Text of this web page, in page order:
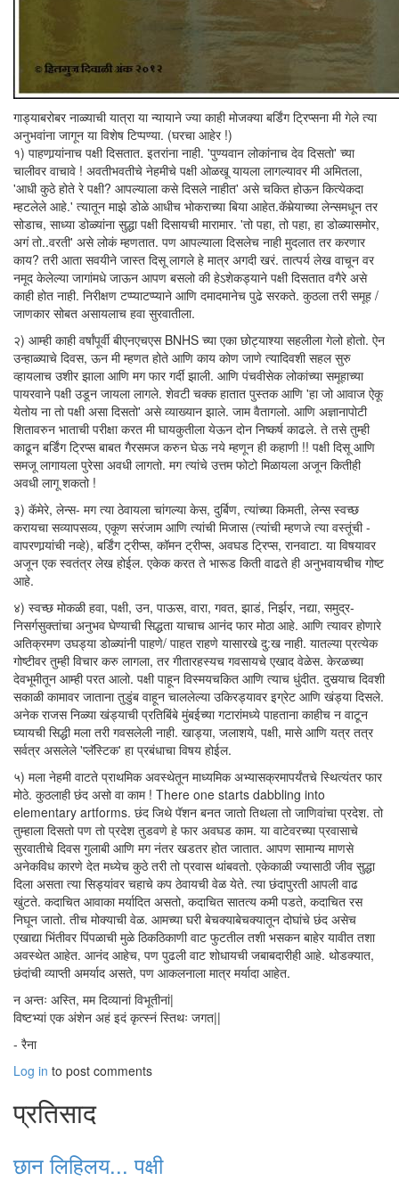
गाड्याबरोबर नाळ्याची यात्रा या न्यायाने ज्या काही मोजक्या बर्डिंग ट्रिप्सना मी गेले त्या
अनुभवांना जागून या विशेष टिप्पण्या. (घरचा आहेर !)
१) पाहणार्‍यांनाच पक्षी दिसतात. इतरांना नाही. 'पुण्यवान लोकांनाच देव दिसतो' च्या
चालीवर वाचावे ! अवतीभवतीचे नेहमीचे पक्षी ओळखू यायला लागल्यावर मी अमितला,
'आधी कुठे होते रे पक्षी? आपल्याला कसे दिसले नाहीत' असे चकित होऊन कित्येकदा
म्हटलेले आहे.' त्यातून माझे डोळे आधीच भोकराच्या बिया आहेत.कॅमेर्‍याच्या लेन्समधून तर
सोडाच, साध्या डोळ्यांना सुद्धा पक्षी दिसायची मारामार. 'तो पहा, तो पहा, हा डोळ्यासमोर,
अगं तो..वरती' असे लोकं म्हणतात. पण आपल्याला दिसलेच नाही मुदलात तर करणार
काय? तरी आता सवयीने जास्त दिसू लागले हे मात्र अगदी खरं. तात्पर्य लेख वाचून वर
नमूद केलेल्या जागांमधे जाऊन आपण बसलो की हेऽशेकड्याने पक्षी दिसतात वगैरे असे
काही होत नाही. निरीक्षण टप्प्याटप्प्याने आणि दमादमानेच पुढे सरकते. कुठला तरी समूह /
जाणकार सोबत असायलाच हवा सुरवातीला.
२) आम्ही काही वर्षांपूर्वी बीएनएचएस BNHS च्या एका छोट्याश्या सहलीला गेलो होतो. ऐन
उन्हाळ्याचे दिवस, ऊन मी म्हणत होते आणि काय कोण जाणे त्यादिवशी सहल सुरु
व्हायलाच उशीर झाला आणि मग फार गर्दी झाली. आणि पंचवीसेक लोकांच्या समूहाच्या
पायरवाने पक्षी उडून जायला लागले. शेवटी चक्क हातात पुस्तक आणि 'हा जो आवाज ऐकू
येतोय ना तो पक्षी असा दिसतो' असे व्याख्यान झाले. जाम वैतागलो. आणि अज्ञानापोटी
शितावरुन भाताची परीक्षा करत मी घायकुतीला येऊन दोन निष्कर्ष काढले. ते तसे तुम्ही
काढून बर्डिंग ट्रिप्स बाबत गैरसमज करुन घेऊ नये म्हणून ही कहाणी !! पक्षी दिसू आणि
समजू लागायला पुरेसा अवधी लागतो. मग त्यांचे उत्तम फोटो मिळायला अजून कितीही
अवधी लागू शकतो !
३) कॅमेरे, लेन्स- मग त्या ठेवायला चांगल्या केस, दुर्बिण, त्यांच्या किमती, लेन्स स्वच्छ
करायचा सव्यापसव्य, एकूण सरंजाम आणि त्यांची मिजास (त्यांची म्हणजे त्या वस्तूंची -
वापरणार्‍यांची नव्हे), बर्डिंग ट्रीप्स, कॉमन ट्रीप्स, अवघड ट्रिप्स, रानवाटा. या विषयावर
अजून एक स्वतंत्र लेख होईल. एकेक करत ते भारूड किती वाढते ही अनुभवायचीच गोष्ट
आहे.
४) स्वच्छ मोकळी हवा, पक्षी, उन, पाऊस, वारा, गवत, झाडं, निर्झर, नद्या, समुद्र-
निसर्गसुक्तांचा अनुभव घेण्याची सिद्धता याचाच आनंद फार मोठा आहे. आणि त्यावर होणारे
अतिक्रमण उघड्या डोळ्यांनी पाहणे/ पाहत राहणे यासारखे दु:ख नाही. यातल्या प्रत्येक
गोष्टीवर तुम्ही विचार करु लागला, तर गीतारहस्यच गवसायचे एखाद वेळेस. केरळच्या
देवभूमीतून आम्ही परत आलो. पक्षी पाहून विस्मयचकित आणि त्याच धुंदीत. दुसर्‍याच दिवशी
सकाळी कामावर जाताना तुडुंब वाहून चाललेल्या उकिरड्यावर इग्रेट आणि खंड्या दिसले.
अनेक राजस निळ्या खंड्याची प्रतिबिंबे मुंबईच्या गटारांमध्ये पाहताना काहीच न वाटून
घ्यायची सिद्धी मला तरी गवसलेली नाही. खाड्या, जलाशये, पक्षी, मासे आणि यत्र तत्र
सर्वत्र असलेले 'प्लॅस्टिक' हा प्रबंधाचा विषय होईल.
५) मला नेहमी वाटते प्राथमिक अवस्थेतून माध्यमिक अभ्यासक्रमापर्यंतचे स्थित्यंतर फार
मोठे. कुठलाही छंद असो वा काम ! There one starts dabbling into
elementary artforms. छंद जिथे पॅशन बनत जातो तिथला तो जाणिवांचा प्रदेश. तो
तुम्हाला दिसतो पण तो प्रदेश तुडवणे हे फार अवघड काम. या वाटेवरच्या प्रवासाचे
सुरवातीचे दिवस गुलाबी आणि मग नंतर खडतर होत जातात. आपण सामान्य माणसे
अनेकविध कारणे देत मध्येच कुठे तरी तो प्रवास थांबवतो. एकेकाळी ज्यासाठी जीव सुद्धा
दिला असता त्या सिड्यांवर चहाचे कप ठेवायची वेळ येते. त्या छंदापुरती आपली वाढ
खुंटते. कदाचित आवाका मर्यादित असतो, कदाचित सातत्य कमी पडते, कदाचित रस
निघून जातो. तीच मोक्याची वेळ. आमच्या घरी बेचक्याबेचक्यातून दोघांचे छंद असेच
एखाद्या भिंतीवर पिंपळाची मुळे ठिकठिकाणी वाट फुटतील तशी भसकन बाहेर यावीत तशा
अवस्थेत आहेत. आनंद आहेच, पण पुढली वाट शोधायची जबाबदारीही आहे. थोडक्यात,
छंदांची व्याप्ती अमर्याद असते, पण आकलनाला मात्र मर्यादा आहेत.
न अन्तः अस्ति, मम दिव्यानां विभूतीनां|
विष्टभ्यां एक अंशेन अहं इदं कृत्स्नं स्तिथः जगत||
- रैना
Log in to post comments
प्रतिसाद
छान लिहिलय... पक्षी